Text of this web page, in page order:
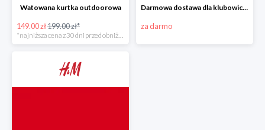
Watowana kurtka outdoorowa
149.00 zł199.00 zł*
*najniższa cena z 30 dni przed obniżką
Darmowa dostawa dla klubowiczów od 70 zł w H&M
za darmo